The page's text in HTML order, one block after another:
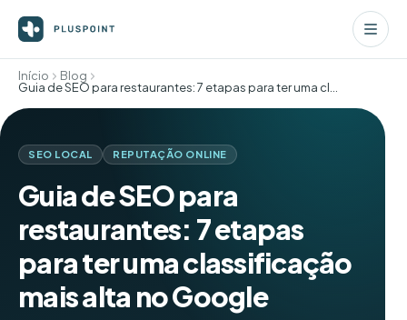
Início
Blog
SEO LOCAL REPUTAÇÃO ONLINE
Guia de SEO para
restaurantes: 7 etapas
para ter uma classificação
mais alta no Google